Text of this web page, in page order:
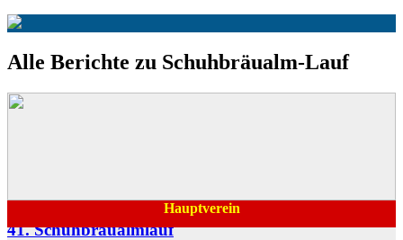
Alle Berichte zu Schuhbräualm-Lauf
41. Schuhbräualmlauf
Hauptverein